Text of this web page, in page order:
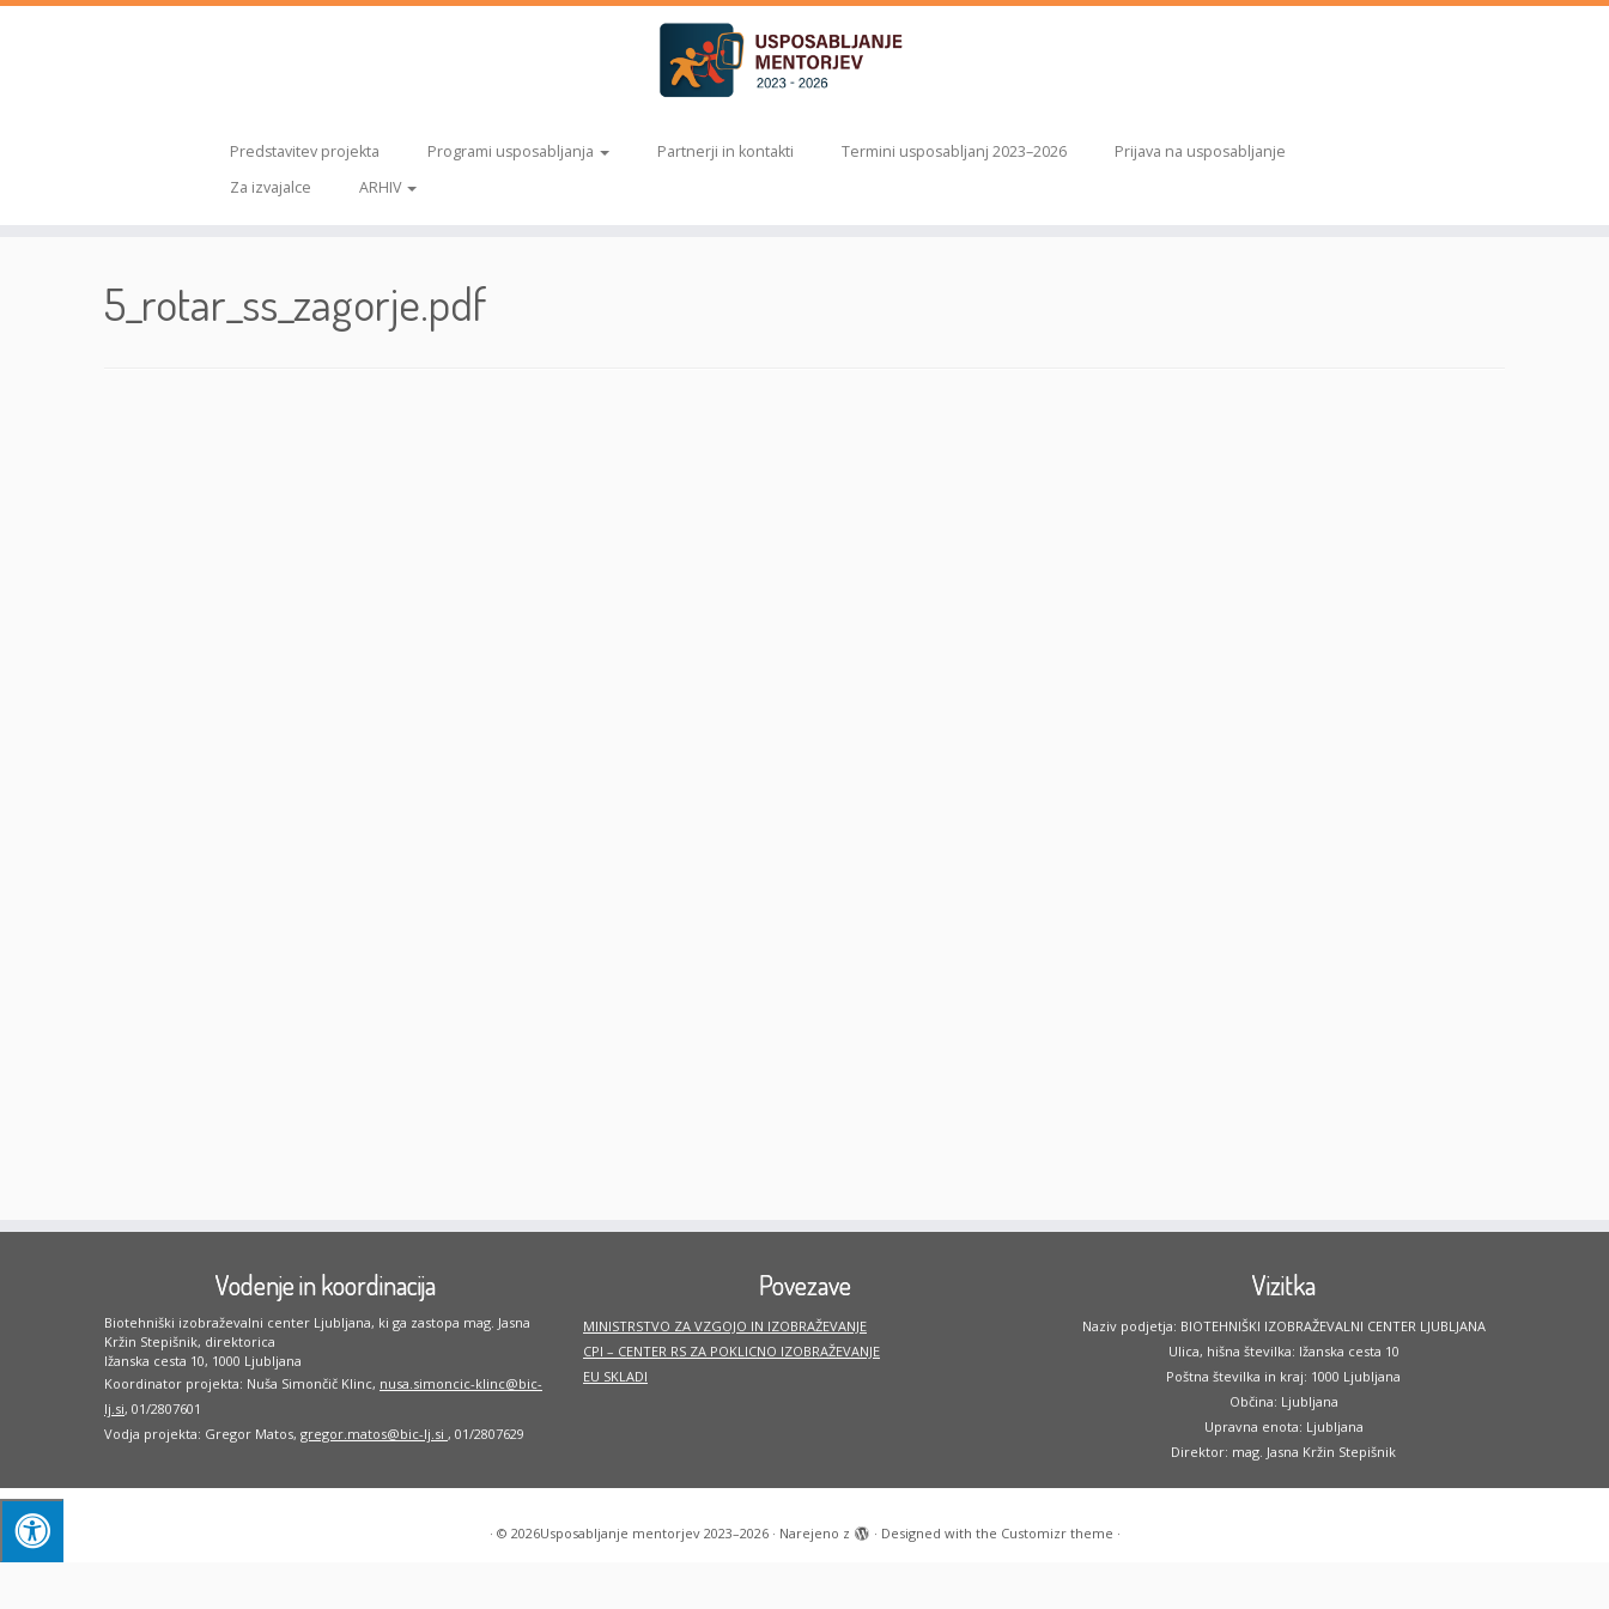
Predstavitev projekta Programi usposabljanja Partnerji in kontakti Termini usposabljanj 2023–2026
Prijava na usposabljanje
Za izvajalce
ARHIV
5_rotar_ss_zagorje.pdf
Vodenje in koordinacija
Biotehniški izobraževalni center Ljubljana, ki ga zastopa mag. Jasna
Kržin Stepišnik, direktorica
Ižanska cesta 10, 1000 Ljubljana
Koordinator projekta: Nuša Simončič Klinc, nusa.simoncic-klinc@bic-
lj.si, 01/2807601
Vodja projekta: Gregor Matos, gregor.matos@bic-lj.si , 01/2807629
Povezave
MINISTRSTVO ZA VZGOJO IN IZOBRAŽEVANJE
CPI – CENTER RS ZA POKLICNO IZOBRAŽEVANJE
EU SKLADI
Vizitka
Naziv podjetja: BIOTEHNIŠKI IZOBRAŽEVALNI CENTER LJUBLJANA
Ulica, hišna številka: Ižanska cesta 10
Poštna številka in kraj: 1000 Ljubljana
Občina: Ljubljana
Upravna enota: Ljubljana
Direktor: mag. Jasna Kržin Stepišnik
· © 2026Usposabljanje mentorjev 2023–2026· Narejeno z · Designed with the Customizr theme ·